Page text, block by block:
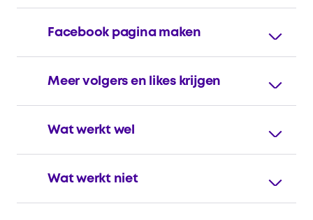
Facebook pagina maken
Meer volgers en likes krijgen
Wat werkt wel
Wat werkt niet